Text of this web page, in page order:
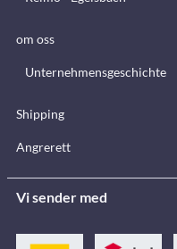
om oss
Unternehmensgeschichte
Shipping
Angrerett
Vi sender med